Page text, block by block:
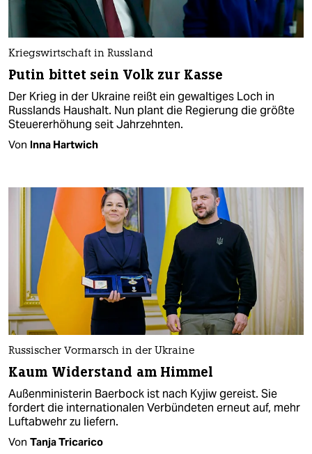
Kriegswirtschaft in Russland
Putin bittet sein Volk zur Kasse
Der Krieg in der Ukraine reißt ein gewaltiges Loch in
Russlands Haushalt. Nun plant die Regierung die größte
Steuererhöhung seit Jahrzehnten.
Von Inna Hartwich
Russischer Vormarsch in der Ukraine
Kaum Widerstand am Himmel
Außenministerin Baerbock ist nach Kyjiw gereist. Sie
fordert die internationalen Verbündeten erneut auf, mehr
Luftabwehr zu liefern.
Von Tanja Tricarico